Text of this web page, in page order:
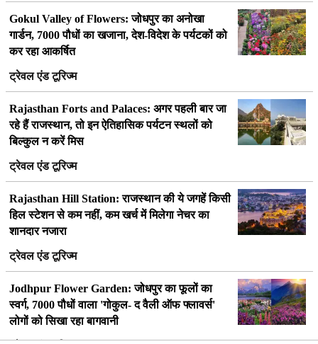
Gokul Valley of Flowers: जोधपुर का अनोखा
गार्डन, 7000 पौधों का खजाना, देश-विदेश के पर्यटकों को
कर रहा आकर्षित
ट्रेवल एंड टूरिज्म
Rajasthan Forts and Palaces: अगर पहली बार जा
रहे हैं राजस्थान, तो इन ऐतिहासिक पर्यटन स्थलों को
बिल्कुल न करें मिस
ट्रेवल एंड टूरिज्म
Rajasthan Hill Station: राजस्थान की ये जगहें किसी
हिल स्टेशन से कम नहीं, कम खर्च में मिलेगा नेचर का
शानदार नजारा
ट्रेवल एंड टूरिज्म
Jodhpur Flower Garden: जोधपुर का फूलों का
स्वर्ग, 7000 पौधों वाला 'गोकुल- द वैली ऑफ फ्लावर्स'
लोगों को सिखा रहा बागवानी